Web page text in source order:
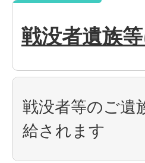
戦没者遺族
戦没者等のご遺
給されます